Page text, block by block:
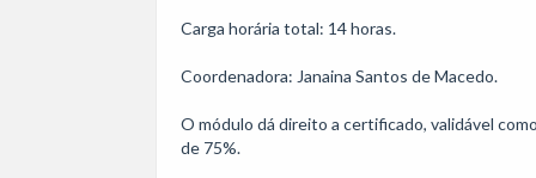
Carga horária total: 14 horas.
Coordenadora: Janaina Santos de Macedo.
O módulo dá direito a certificado, validável
de 75%.